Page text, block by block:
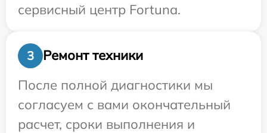
сервисный центр Fortuna.
3
Ремонт техники
После полной диагностики мы
согласуем с вами окончательный
расчет, сроки выполнения и